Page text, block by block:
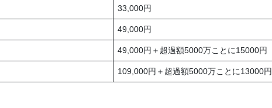
33,000円
49,000円
49,000円＋超過額5000万ことに15000円
109,000円＋超過額5000万ことに13000円